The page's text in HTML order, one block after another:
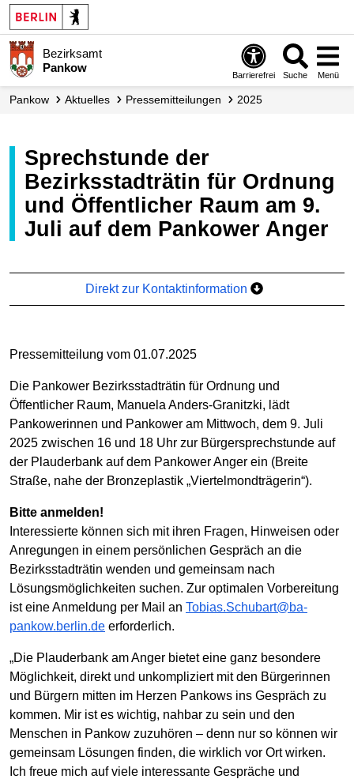
Bezirksamt
Pankow
Barrierefrei Suche Menü
Pankow Aktuelles Presse­mitteilungen 2025
Sprechstunde der
Bezirksstadträtin für Ordnung
und Öffentlicher Raum am 9.
Juli auf dem Pankower Anger
Direkt zur Kontaktinformation
Pressemitteilung vom 01.07.2025
Die Pankower Bezirksstadträtin für Ordnung und
Öffentlicher Raum, Manuela Anders-Granitzki, lädt
Pankowerinnen und Pankower am Mittwoch, dem 9. Juli
2025 zwischen 16 und 18 Uhr zur Bürgersprechstunde auf
der Plauderbank auf dem Pankower Anger ein (Breite
Straße, nahe der Bronzeplastik „Viertelmondträgerin“).
Bitte anmelden!
Interessierte können sich mit ihren Fragen, Hinweisen oder
Anregungen in einem persönlichen Gespräch an die
Bezirksstadträtin wenden und gemeinsam nach
Lösungsmöglichkeiten suchen. Zur optimalen Vorbereitung
ist eine Anmeldung per Mail an Tobias.Schubart@ba-
pankow.berlin.de erforderlich.
„Die Plauderbank am Anger bietet eine ganz besondere
Möglichkeit, direkt und unkompliziert mit den Bürgerinnen
und Bürgern mitten im Herzen Pankows ins Gespräch zu
kommen. Mir ist es wichtig, nahbar zu sein und den
Menschen in Pankow zuzuhören – denn nur so können wir
gemeinsam Lösungen finden, die wirklich vor Ort wirken.
Ich freue mich auf viele interessante Gespräche und